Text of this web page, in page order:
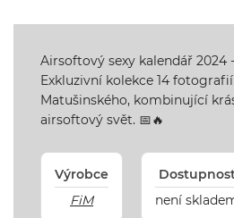
Airsoftový sexy kalendář 2024
Exkluzivní kolekce 14
Matušinského, kombinující
airsoftový svět. 📅🔥
Výrobce
FiM
není